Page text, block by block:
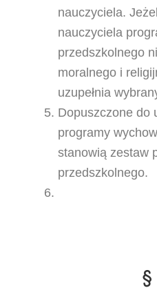
nauczyciela.
nauczyciela
przedszkolnego
moralnego i
uzupełnia
Dopuszczone do
programy
stanowią zestaw
przedszkolnego.
§